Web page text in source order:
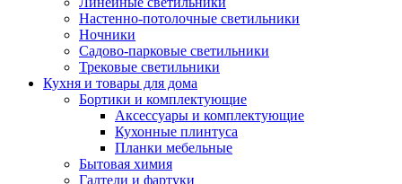
Настенно-потолочные светильники
Ночники
Садово-парковые светильники
Трековые светильники
Кухня и товары для дома
Бортики и комплектующие
Аксессуары и комплектующие
Кухонные плинтуса
Планки мебельные
Бытовая химия
Галтели и фартуки